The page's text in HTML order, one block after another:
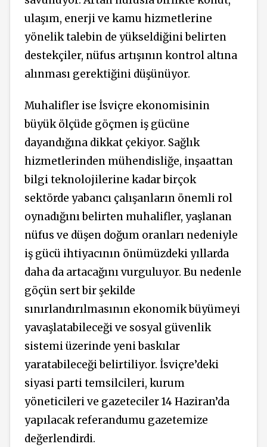
ulaşım, enerji ve kamu hizmetlerine
yönelik talebin de yükseldiğini belirten
destekçiler, nüfus artışının kontrol altına
alınması gerektiğini düşünüyor.
Muhalifler ise İsviçre ekonomisinin
büyük ölçüde göçmen iş gücüne
dayandığına dikkat çekiyor. Sağlık
hizmetlerinden mühendisliğe, inşaattan
bilgi teknolojilerine kadar birçok
sektörde yabancı çalışanların önemli rol
oynadığını belirten muhalifler, yaşlanan
nüfus ve düşen doğum oranları nedeniyle
iş gücü ihtiyacının önümüzdeki yıllarda
daha da artacağını vurguluyor. Bu nedenle
göçün sert bir şekilde
sınırlandırılmasının ekonomik büyümeyi
yavaşlatabileceği ve sosyal güvenlik
sistemi üzerinde yeni baskılar
yaratabileceği belirtiliyor. İsviçre’deki
siyasi parti temsilcileri, kurum
yöneticileri ve gazeteciler 14 Haziran’da
yapılacak referandumu gazetemize
değerlendirdi.